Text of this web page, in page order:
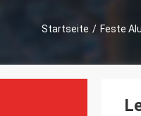
Startseite / Feste